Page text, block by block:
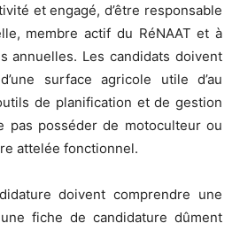
et engagé, d’être responsable
membre actif du RéNAAT et à
annuelles. Les candidats doivent
surface agricole utile d’au
de planification et de gestion
pas posséder de motoculteur ou
attelée fonctionnel.
doivent comprendre une
fiche de candidature dûment